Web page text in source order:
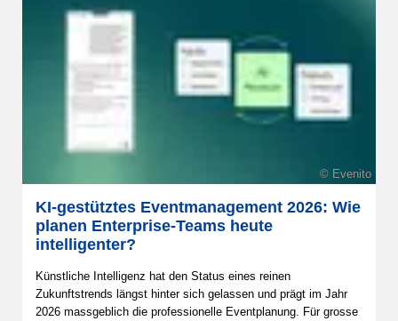
© Evenito
KI-gestütztes Eventmanagement 2026: Wie
planen Enterprise-Teams heute
intelligenter?
Künstliche Intelligenz hat den Status eines reinen
Zukunftstrends längst hinter sich gelassen und prägt im Jahr
2026 massgeblich die professionelle Eventplanung. Für grosse